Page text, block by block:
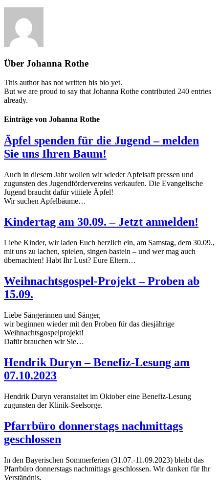
Über Johanna Rothe
This author has not written his bio yet.
But we are proud to say that Johanna Rothe contributed 240 entries
already.
Einträge von Johanna Rothe
Äpfel spenden für die Jugend – melden
Sie uns Ihren Baum!
Auch in diesem Jahr wollen wir wieder Apfelsaft pressen und
zugunsten des Jugendfördervereins verkaufen. Die Evangelische
Jugend braucht dafür viiiiele Äpfel!
Wir suchen Apfelbäume…
Kindertag am 30.09. – Jetzt anmelden!
Liebe Kinder, wir laden Euch herzlich ein, am Samstag, dem 30.09.,
mit uns zu lachen, spielen, singen basteln – und wer mag auch
übernachten! Habt Ihr Lust? Eure Eltern…
Weihnachtsgospel-Projekt – Proben ab
15.09.
Liebe Sängerinnen und Sänger,
wir beginnen wieder mit den Proben für das diesjährige
Weihnachtsgospelprojekt!
Dafür brauchen wir Sie…
Hendrik Duryn – Benefiz-Lesung am
07.10.2023
Hendrik Duryn veranstaltet im Oktober eine Benefiz-Lesung
zugunsten der Klinik-Seelsorge.
Pfarrbüro donnerstags nachmittags
geschlossen
In den Bayerischen Sommerferien (31.07.-11.09.2023) bleibt das
Pfarrbüro donnerstags nachmittags geschlossen. Wir danken für Ihr
Verständnis.